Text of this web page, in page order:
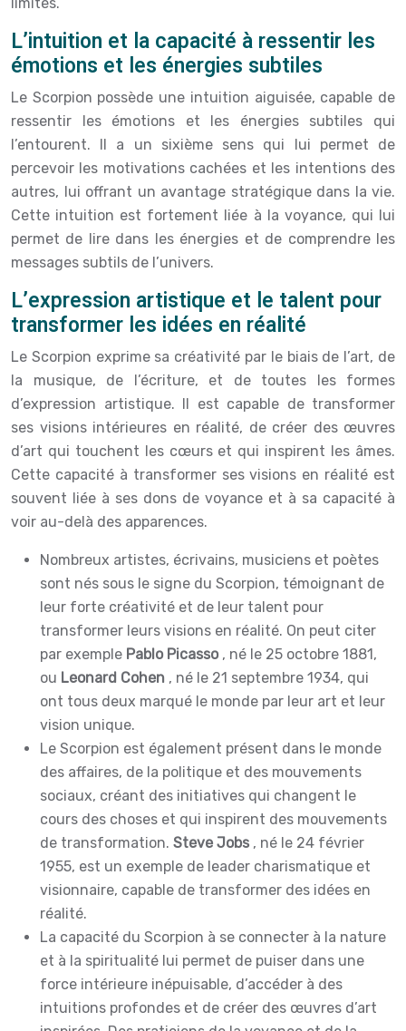
L’intuition et la capacité à ressentir les
émotions et les énergies subtiles
Le Scorpion possède une intuition aiguisée, capable de
ressentir les émotions et les énergies subtiles qui
l’entourent. Il a un sixième sens qui lui permet de
percevoir les motivations cachées et les intentions des
autres, lui offrant un avantage stratégique dans la vie.
Cette intuition est fortement liée à la voyance, qui lui
permet de lire dans les énergies et de comprendre les
messages subtils de l’univers.
L’expression artistique et le talent pour
transformer les idées en réalité
Le Scorpion exprime sa créativité par le biais de l’art, de
la musique, de l’écriture, et de toutes les formes
d’expression artistique. Il est capable de transformer
ses visions intérieures en réalité, de créer des œuvres
d’art qui touchent les cœurs et qui inspirent les âmes.
Cette capacité à transformer ses visions en réalité est
souvent liée à ses dons de voyance et à sa capacité à
voir au-delà des apparences.
Nombreux artistes, écrivains, musiciens et poètes
sont nés sous le signe du Scorpion, témoignant de
leur forte créativité et de leur talent pour
transformer leurs visions en réalité. On peut citer
par exemple Pablo Picasso , né le 25 octobre 1881,
ou Leonard Cohen , né le 21 septembre 1934, qui
ont tous deux marqué le monde par leur art et leur
vision unique.
Le Scorpion est également présent dans le monde
des affaires, de la politique et des mouvements
sociaux, créant des initiatives qui changent le
cours des choses et qui inspirent des mouvements
de transformation. Steve Jobs , né le 24 février
1955, est un exemple de leader charismatique et
visionnaire, capable de transformer des idées en
réalité.
La capacité du Scorpion à se connecter à la nature
et à la spiritualité lui permet de puiser dans une
force intérieure inépuisable, d’accéder à des
intuitions profondes et de créer des œuvres d’art